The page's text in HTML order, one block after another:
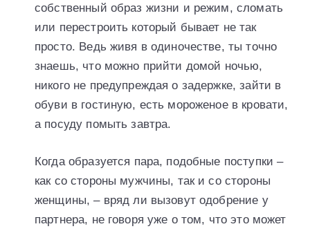
собственный образ жизни и режим, сломать
или перестроить который бывает не так
просто. Ведь живя в одиночестве, ты точно
знаешь, что можно прийти домой ночью,
никого не предупреждая о задержке, зайти в
обуви в гостиную, есть мороженое в кровати,
а посуду помыть завтра.
Когда образуется пара, подобные поступки –
как со стороны мужчины, так и со стороны
женщины, – вряд ли вызовут одобрение у
партнера, не говоря уже о том, что это может